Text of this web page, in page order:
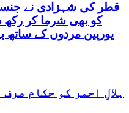
قطر کی شہزادی نے
یورپین مردوں کے ساتھ
ہلالِ احمر کو حکام